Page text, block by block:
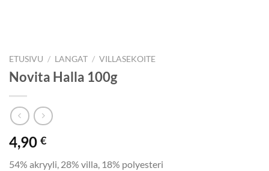
ETUSIVU / LANGAT / VILLASEKOITE
Novita Halla 100g
4,90 €
54% akryyli, 28% villa, 18% polyesteri